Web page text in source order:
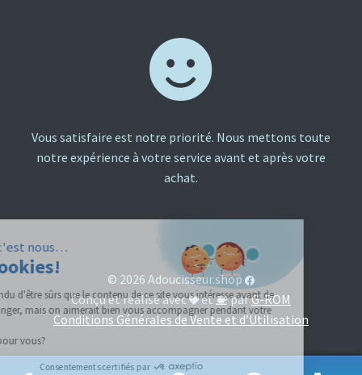
Vous satisfaire est notre priorité. Nous mettons toute
notre expérience à votre service avant et après votre
achat.
© 2026 Adoucisseur.shop
Conçu et réalisé avec et parG-ROM
Conditions Générales de Vente et d’Utilisation
Salut, c'est nous…
les Cookies!
On a attendu d'être sûrs que le contenu de ce site vous intéresse avant de
vous déranger, mais on aimerait bien vous accompagner pendant votre
C'est OK pour vous?
Consentements certifiés par